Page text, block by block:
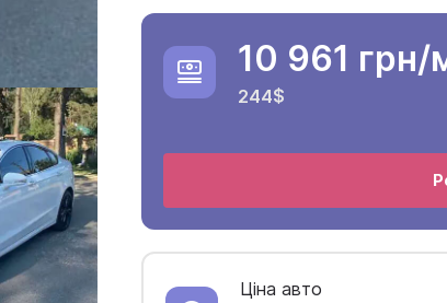
10 961 грн/
244$
Ціна авто